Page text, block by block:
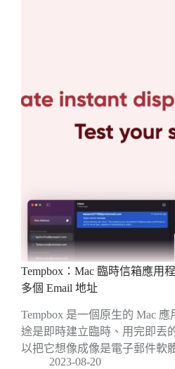
Tempbox：Mac 臨時信箱應用
多個 Email 地址
Tempbox 是一個原生的 Mac 應
途是即時建立臨時、用完即丟
以把它想像成像是電子郵件軟
2023-08-20